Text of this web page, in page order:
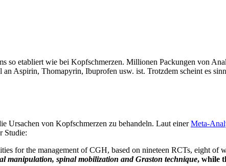
so etabliert wie bei Kopfschmerzen. Millionen Packungen von
Aspirin, Thomapyrin, Ibuprofen usw. ist. Trotzdem scheint es
Ursachen von Kopfschmerzen zu behandeln. Laut einerMeta-
Studie:
for the management of CGH, based on nineteen RCTs, eight
manipulation, spinal mobilization and Graston technique, while